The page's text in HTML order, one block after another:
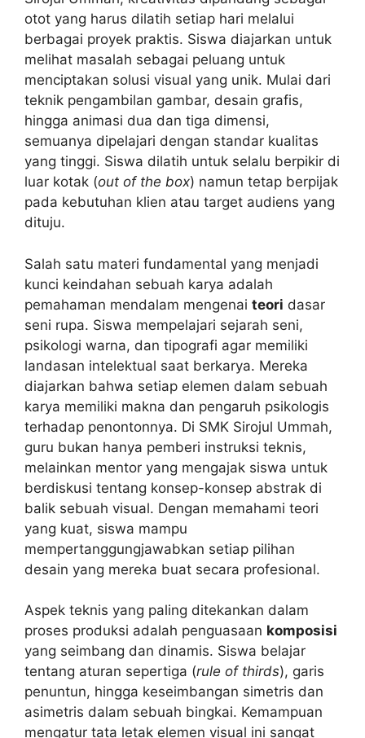
otot yang harus dilatih setiap hari melalui
berbagai proyek praktis. Siswa diajarkan untuk
melihat masalah sebagai peluang untuk
menciptakan solusi visual yang unik. Mulai dari
teknik pengambilan gambar, desain grafis,
hingga animasi dua dan tiga dimensi,
semuanya dipelajari dengan standar kualitas
yang tinggi. Siswa dilatih untuk selalu berpikir di
luar kotak (out of the box) namun tetap berpijak
pada kebutuhan klien atau target audiens yang
dituju.
Salah satu materi fundamental yang menjadi
kunci keindahan sebuah karya adalah
pemahaman mendalam mengenai teori dasar
seni rupa. Siswa mempelajari sejarah seni,
psikologi warna, dan tipografi agar memiliki
landasan intelektual saat berkarya. Mereka
diajarkan bahwa setiap elemen dalam sebuah
karya memiliki makna dan pengaruh psikologis
terhadap penontonnya. Di SMK Sirojul Ummah,
guru bukan hanya pemberi instruksi teknis,
melainkan mentor yang mengajak siswa untuk
berdiskusi tentang konsep-konsep abstrak di
balik sebuah visual. Dengan memahami teori
yang kuat, siswa mampu
mempertanggungjawabkan setiap pilihan
desain yang mereka buat secara profesional.
Aspek teknis yang paling ditekankan dalam
proses produksi adalah penguasaan komposisi
yang seimbang dan dinamis. Siswa belajar
tentang aturan sepertiga (rule of thirds), garis
penuntun, hingga keseimbangan simetris dan
asimetris dalam sebuah bingkai. Kemampuan
mengatur tata letak elemen visual ini sangat